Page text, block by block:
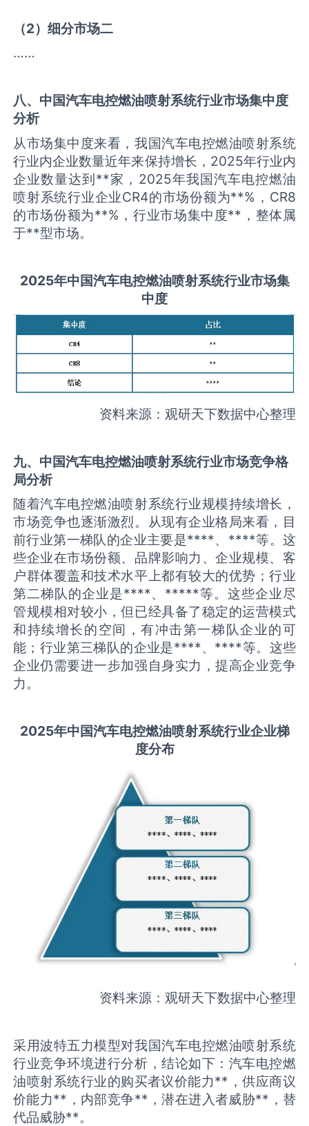
（2）细分市场二
……
八、中国汽车电控燃油喷射系统行业市场集中度
分析
从市场集中度来看，我国汽车电控燃油喷射系统
行业内企业数量近年来保持增长，2025年行业内
企业数量达到**家，2025年我国汽车电控燃油
喷射系统行业企业CR4的市场份额为**%，CR8
的市场份额为**%，行业市场集中度**，整体属
于**型市场。
2025年中国汽车电控燃油喷射系统行业市场集
中度
资料来源：观研天下数据中心整理
九、中国汽车电控燃油喷射系统行业市场竞争格
局分析
随着汽车电控燃油喷射系统行业规模持续增长，
市场竞争也逐渐激烈。从现有企业格局来看，目
前行业第一梯队的企业主要是****、****等。这
些企业在市场份额、品牌影响力、企业规模、客
户群体覆盖和技术水平上都有较大的优势；行业
第二梯队的企业是****、*****等。这些企业尽
管规模相对较小，但已经具备了稳定的运营模式
和持续增长的空间，有冲击第一梯队企业的可
能；行业第三梯队的企业是****、****等。这些
企业仍需要进一步加强自身实力，提高企业竞争
力。
2025年中国汽车电控燃油喷射系统行业企业梯
度分布
资料来源：观研天下数据中心整理
采用波特五力模型对我国汽车电控燃油喷射系统
行业竞争环境进行分析，结论如下：汽车电控燃
油喷射系统行业的购买者议价能力**，供应商议
价能力**，内部竞争**，潜在进入者威胁**，替
代品威胁**。